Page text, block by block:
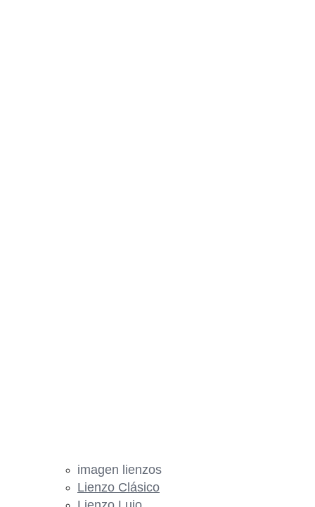
imagen lienzos
Lienzo Clásico